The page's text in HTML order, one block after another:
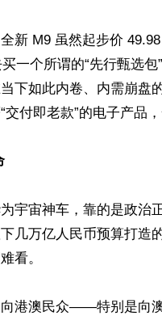
新 M9 虽然起步价
一个所谓的“先行甄选
下如此内卷、内需崩盘
付即老款”的电子产品
宇宙神车，靠的是政治
几万亿人民币预算打造
看。
港澳民众——特别是向